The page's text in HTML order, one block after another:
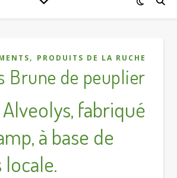
, PRODUITS DE LA RUCHE
Brune de peuplier
fabriqué
à base de